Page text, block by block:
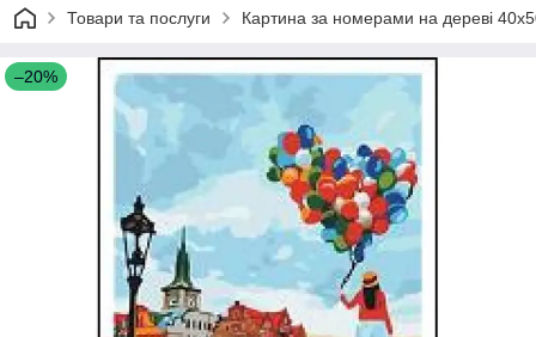
Товари та послуги Картина за номерами на дереві
–20%